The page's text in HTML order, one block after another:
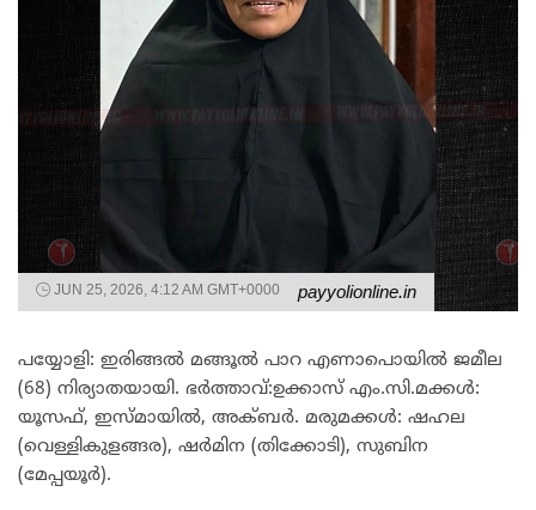
JUN 25, 2026, 4:12 AM GMT+0000 payyolionline.in
പയ്യോളി: ഇരിങ്ങൽ മങ്ങൂൽ പാറ എണാപൊയിൽ ജമീല
(68) നിര്യാതയായി. ഭർത്താവ്:ഉക്കാസ് എം.സി.​മക്കൾ:
യൂസഫ്, ഇസ്മായിൽ, അക്ബർ. മരുമക്കൾ: ഷഹല
(വെള്ളികുളങ്ങര), ഷർമിന (തിക്കോടി), സുബിന
(മേപ്പയൂർ).